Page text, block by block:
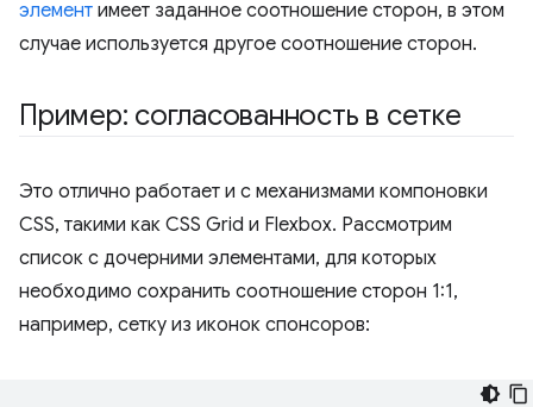
элемент имеет заданное соотношение сторон, в этом
случае используется другое соотношение сторон.
Пример: согласованность в сетке
Это отлично работает и с механизмами компоновки
CSS, такими как CSS Grid и Flexbox. Рассмотрим
список с дочерними элементами, для которых
необходимо сохранить соотношение сторон 1:1,
например, сетку из иконок спонсоров: